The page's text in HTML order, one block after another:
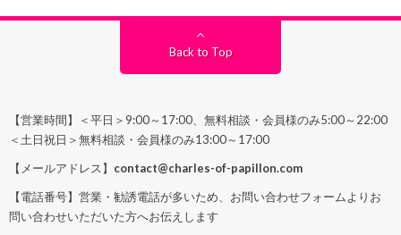
Back to Top
【営業時間】＜平日＞9:00～17:00、無料相談・会員様のみ5:00～22:00
＜土日祝日＞無料相談・会員様のみ13:00～17:00
【メールアドレス】 contact@charles-of-papillon.com
【電話番号】営業・勧誘電話が多いため、お問い合わせフォームよりお
問い合わせいただいた方へお伝えします